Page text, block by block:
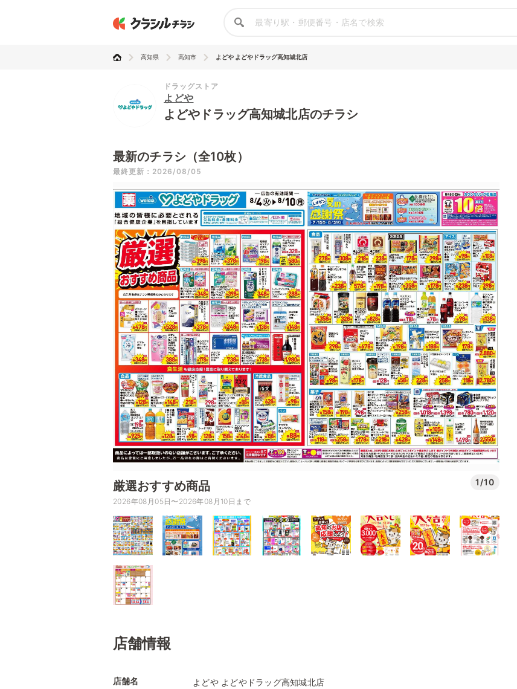
高知県 高知市 よどや よどやドラッグ高知城北店
ドラッグストア
よどや
よどやドラッグ高知城北店のチラシ
最新のチラシ（全10枚）
最終更新：2026/08/05
厳選おすすめ商品 1/10
2026年08月05日〜2026年08月10日まで
店舗情報
店舗名 よどや よどやドラッグ高知城北店